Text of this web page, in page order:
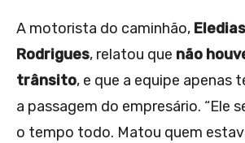
A motorista do caminhão,
Rodrigues, relatou que não
trânsito, e que a equipe apenas
a passagem do empresário. “Ele
o tempo todo. Matou quem